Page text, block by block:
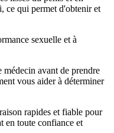
ce qui permet d'obtenir et
sexuelle et à
avant de prendre
vous aider à déterminer
rapides et fiable pour
en toute confiance et